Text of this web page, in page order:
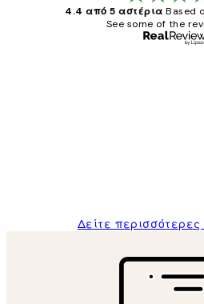
4.4 από 5 αστέρια Based
See some of the
Δείτε περισσότερες